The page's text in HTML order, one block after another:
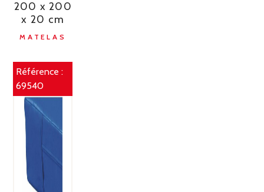
200 x 200
x 20 cm
MATELAS
Référence :
69540